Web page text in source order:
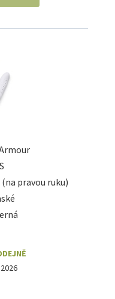
S
pravou ruku)